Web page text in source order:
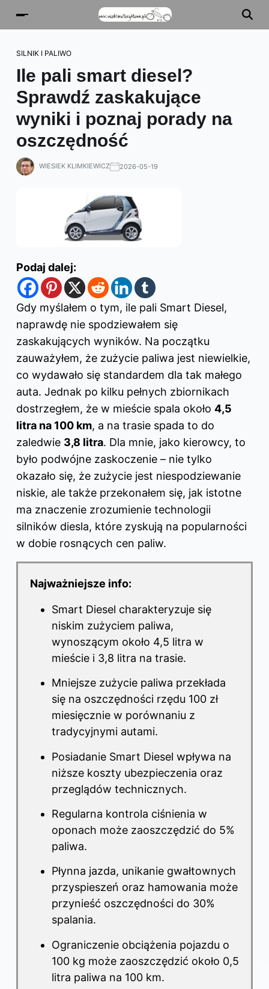
SILNIK I PALIWO
Ile pali smart diesel?
Sprawdź zaskakujące
wyniki i poznaj porady na
oszczędność
WIESIEK KLIMKIEWICZ 2026-05-19
Podaj dalej:
Gdy myślałem o tym, ile pali Smart Diesel,
naprawdę nie spodziewałem się
zaskakujących wyników. Na początku
zauważyłem, że zużycie paliwa jest niewielkie,
co wydawało się standardem dla tak małego
auta. Jednak po kilku pełnych zbiornikach
dostrzegłem, że w mieście spala około 4,5
litra na 100 km, a na trasie spada to do
zaledwie 3,8 litra. Dla mnie, jako kierowcy, to
było podwójne zaskoczenie – nie tylko
okazało się, że zużycie jest niespodziewanie
niskie, ale także przekonałem się, jak istotne
ma znaczenie zrozumienie technologii
silników diesla, które zyskują na popularności
w dobie rosnących cen paliw.
Najważniejsze info:
Smart Diesel charakteryzuje się
niskim zużyciem paliwa,
wynoszącym około 4,5 litra w
mieście i 3,8 litra na trasie.
Mniejsze zużycie paliwa przekłada
się na oszczędności rzędu 100 zł
miesięcznie w porównaniu z
tradycyjnymi autami.
Posiadanie Smart Diesel wpływa na
niższe koszty ubezpieczenia oraz
przeglądów technicznych.
Regularna kontrola ciśnienia w
oponach może zaoszczędzić do 5%
paliwa.
Płynna jazda, unikanie gwałtownych
przyspieszeń oraz hamowania może
przynieść oszczędności do 30%
spalania.
Ograniczenie obciążenia pojazdu o
100 kg może zaoszczędzić około 0,5
litra paliwa na 100 km.